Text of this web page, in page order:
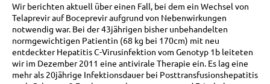
Wir berichten aktuell über einen Fall, bei dem ein Wechsel von
Telaprevir auf Boceprevir aufgrund von Nebenwirkungen
notwendig war. Bei der 43jährigen bisher unbehandelten
normgewichtigen Patientin (68 kg bei 170cm) mit neu
entdeckter Hepatitis C-Virusinfektion vom Genotyp 1b leiteten
wir im Dezember 2011 eine antivirale Therapie ein. Es lag eine
mehr als 20jährige Infektionsdauer bei Posttransfusionshepatitis